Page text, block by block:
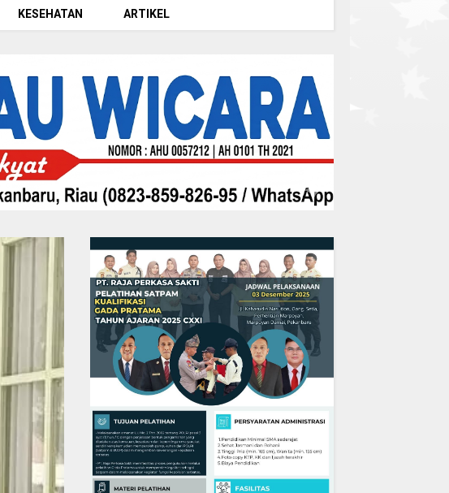
KESEHATAN ARTIKEL